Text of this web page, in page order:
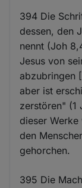
394 Die
dessen, den
nennt (Joh
Jesus von
abzubringen
aber ist
zerstören" (1
dieser
den
gehorchen.
395 Die